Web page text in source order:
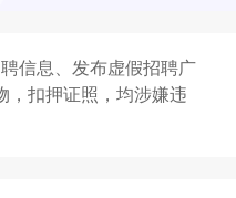
信息、发布虚假招聘广
，扣押证照，均涉嫌违